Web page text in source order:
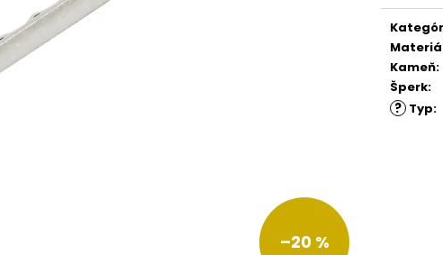
cena:
Kameň:
Šperk:
? Typ:
–20 %